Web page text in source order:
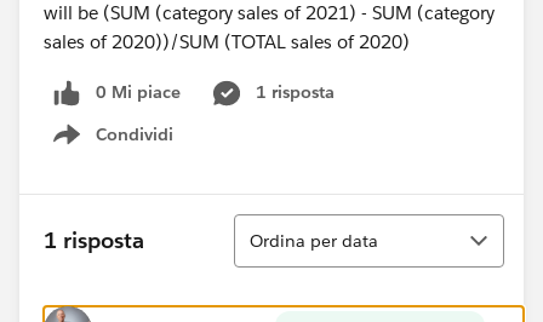
will be (SUM (category sales of 2021) - SUM (category
sales of 2020))/SUM (TOTAL sales of 2020)
0 Mi piace
1 risposta
Condividi
Show menu
1 risposta
Ordina
Ordina per data